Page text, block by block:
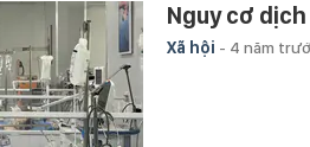
Nguy cơ
Xã hội - 4 năm